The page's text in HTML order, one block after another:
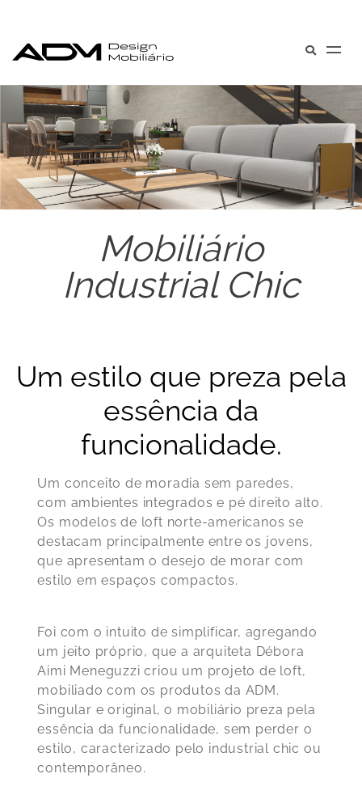
Mobiliário
Industrial Chic
Um estilo que preza pela
essência da
funcionalidade.
Um conceito de moradia sem paredes,
com ambientes integrados e pé direito alto.
Os modelos de loft norte-americanos se
destacam principalmente entre os jovens,
que apresentam o desejo de morar com
estilo em espaços compactos.
Foi com o intuito de simplificar, agregando
um jeito próprio, que a arquiteta Débora
Aimi Meneguzzi criou um projeto de loft,
mobiliado com os produtos da ADM.
Singular e original, o mobiliário preza pela
essência da funcionalidade, sem perder o
estilo, caracterizado pelo industrial chic ou
contemporâneo.